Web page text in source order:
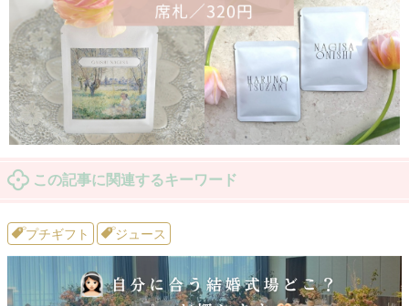
この記事に関連するキーワード
プチギフト ジュース